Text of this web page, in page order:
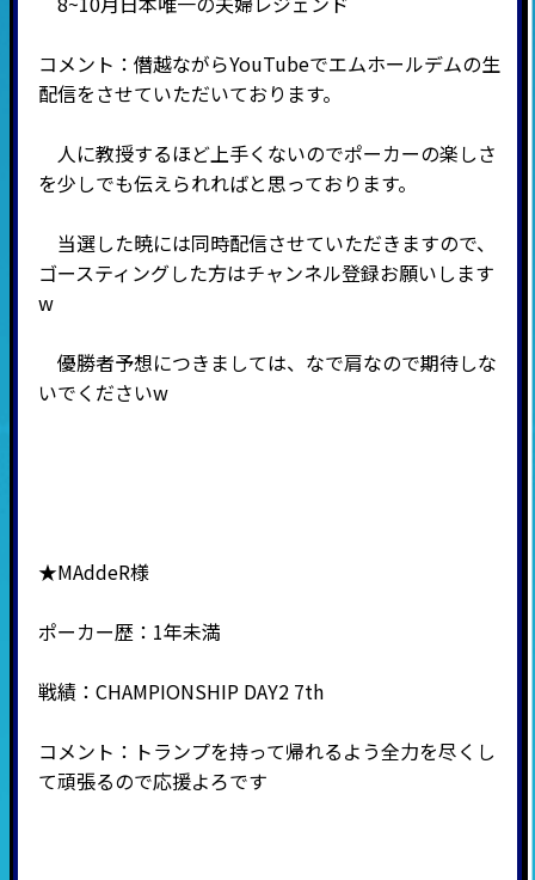
コメント：僭越ながらYouTubeでエムホールデムの生
配信をさせていただいております。
人に教授するほど上手くないのでポーカーの楽しさ
を少しでも伝えられればと思っております。
当選した暁には同時配信させていただきますので、
ゴースティングした方はチャンネル登録お願いします
w
優勝者予想につきましては、なで肩なので期待しな
いでくださいw
★MAddeR様
ポーカー歴：1年未満
戦績：CHAMPIONSHIP DAY2 7th
コメント：トランプを持って帰れるよう全力を尽くし
て頑張るので応援よろです